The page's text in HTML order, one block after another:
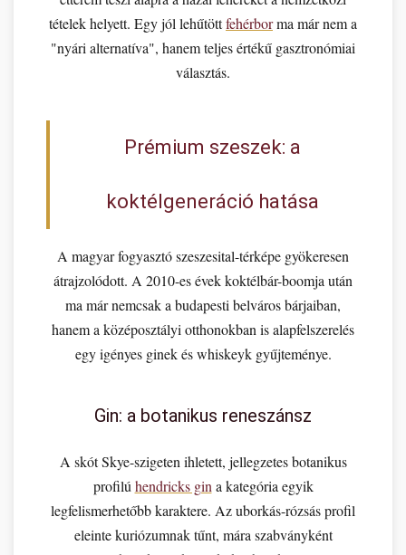
tételek helyett. Egy jól lehűtöttfehérborma már nem a
"nyári alternatíva", hanem teljes értékű gasztronómiai
választás.
Prémium szeszek: a
koktélgeneráció hatása
A magyar fogyasztó szeszesital-térképe gyökeresen
átrajzolódott. A 2010-es évek koktélbár-boomja után
ma már nemcsak a budapesti belváros bárjaiban,
hanem a középosztályi otthonokban is alapfelszerelés
egy igényes ginek és whiskeyk gyűjteménye.
Gin: a botanikus reneszánsz
A skót Skye-szigeten ihletett, jellegzetes botanikus
profilú hendricks gin a kategória egyik
legfelismerhetőbb karaktere. Az uborkás-rózsás profil
eleinte kuriózumnak tűnt, mára szabványként